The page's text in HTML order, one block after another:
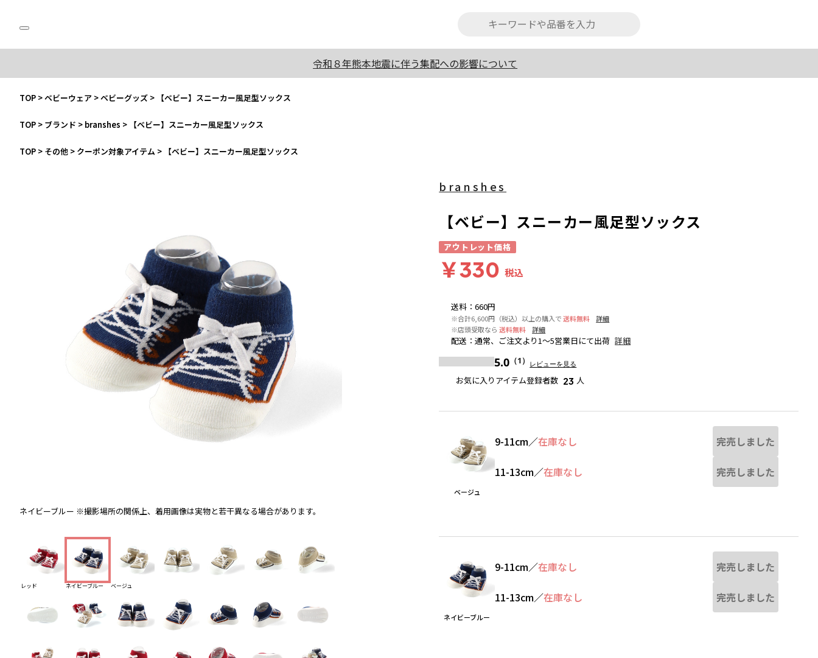
令和８年熊本地震に伴う集配への影響について
TOP >ベビーウェア >ベビーグッズ > 【ベビー】スニーカー風足型ソックス
TOP > ブランド > branshes > 【ベビー】スニーカー風足型ソックス
TOP > その他 > クーポン対象アイテム > 【ベビー】スニーカー風足型ソックス
ネイビーブルー ※撮影場所の関係上、着用画像は実物と若干異なる場合があります。
レッド ネイビーブルー ベージュ
送料 ：660円
※合計6,600円（税込）以上の購入で 送料無料
詳細
※店頭受取なら 送料無料 詳細
配送 ：通常、ご注文より1～5営業日にて出荷 詳細
5.0 （1） レビューを見る
お気に入りアイテム登録者数 23 人
branshes
【ベビー】スニーカー風足型ソックス
アウトレット価格
￥330 税込
ベージュ
9-11cm／在庫なし 完売しました
11-13cm／在庫なし 完売しました
ネイビーブルー
9-11cm／在庫なし 完売しました
11-13cm／在庫なし 完売しました